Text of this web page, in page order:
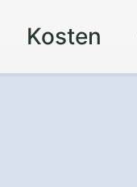
Kosten